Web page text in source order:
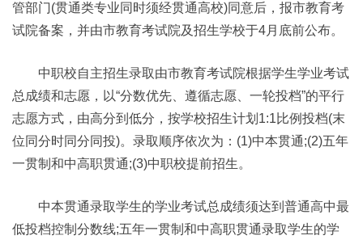
管部门(贯通类专业同时须经贯通高校)同意后，报市教育考
试院备案，并由市教育考试院及招生学校于4月底前公布。
中职校自主招生录取由市教育考试院根据学生学业考试
总成绩和志愿，以“分数优先、遵循志愿、一轮投档”的平行
志愿方式，由高分到低分，按学校招生计划1:1比例投档(末
位同分时同分同投)。录取顺序依次为：(1)中本贯通;(2)五年
一贯制和中高职贯通;(3)中职校提前招生。
中本贯通录取学生的学业考试总成绩须达到普通高中最
低投档控制分数线;五年一贯制和中高职贯通录取学生的学